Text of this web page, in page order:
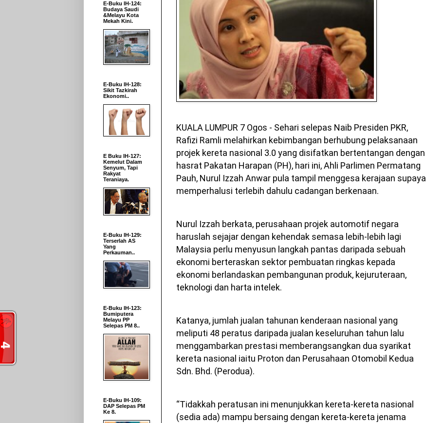
KUALA LUMPUR 7 Ogos - Sehari selepas Naib Presiden PKR,
Rafizi Ramli melahirkan kebimbangan berhubung pelaksanaan
projek kereta nasional 3.0 yang disifatkan bertentangan dengan
hasrat Pakatan Harapan (PH), hari ini, Ahli Parlimen Permatang
Pauh, Nurul Izzah Anwar pula tampil menggesa kerajaan supaya
memperhalusi terlebih dahulu cadangan berkenaan.
Nurul Izzah berkata, perusahaan projek automotif negara
haruslah sejajar dengan kehendak semasa lebih-lebih lagi
Malaysia perlu menyusun langkah pantas daripada sebuah
ekonomi berteraskan sektor pembuatan ringkas kepada
ekonomi berlandaskan pembangunan produk, kejuruteraan,
teknologi dan harta intelek.
Katanya, jumlah jualan tahunan kenderaan nasional yang
meliputi 48 peratus daripada jualan keseluruhan tahun lalu
menggambarkan prestasi memberangsangkan dua syarikat
kereta nasional iaitu Proton dan Perusahaan Otomobil Kedua
Sdn. Bhd. (Perodua).
“Tidakkah peratusan ini menunjukkan kereta-kereta nasional
(sedia ada) mampu bersaing dengan kereta-kereta jenama
E-Buku IH-124:
Budaya Saudi
&Melayu Kota
Mekah Kini.
E-Buku IH-128:
Sikit Tazkirah
Ekonomi..
E Buku IH-127:
Kemelut Dalam
Senyum, Tapi
Rakyat
Teraniaya.
E-Buku IH-129:
Terserlah AS
Yang
Perkauman..
E-Buku IH-123:
Bumiputera
Melayu PP
Selepas PM 8..
E-Buku IH-109:
DAP Selepas PM
Ke 8.